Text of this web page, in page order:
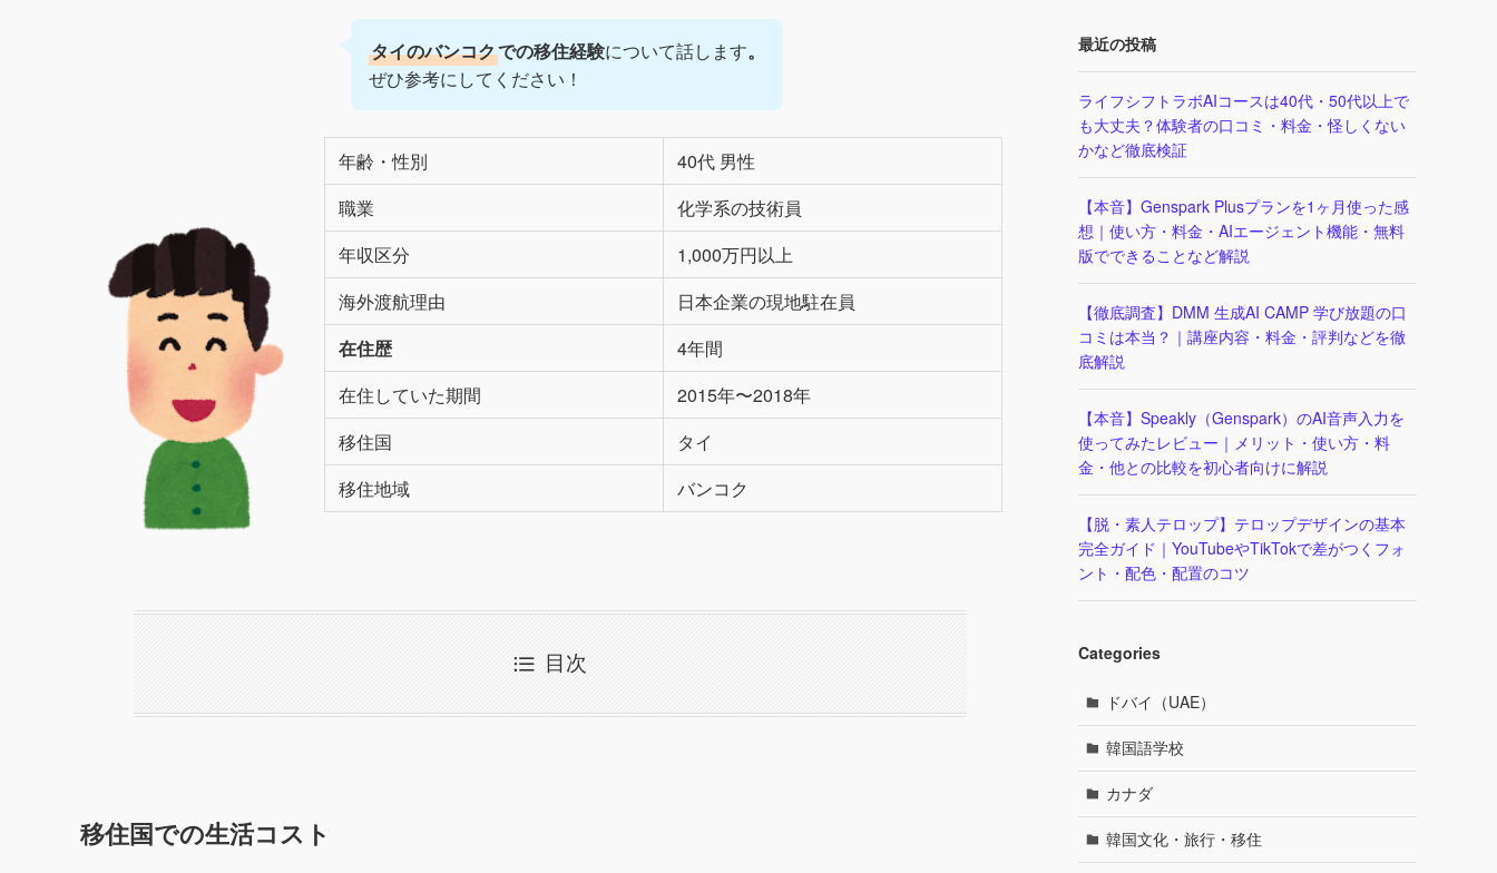
タイのバンコクでの移住経験について話します。
ぜひ参考にしてください！
年齢・性別
40代 男性
職業
化学系の技術員
年収区分
1,000万円以上
海外渡航理由
日本企業の現地駐在員
在住歴
4年間
在住していた期間
2015年〜2018年
移住国
タイ
移住地域
バンコク
目次
移住国での生活コスト
最近の投稿
ライフシフトラボAIコースは40代・50代以上で
も大丈夫？体験者の口コミ・料金・怪しくない
かなど徹底検証
【本音】Genspark Plusプランを1ヶ月使った感
想｜使い方・料金・AIエージェント機能・無料
版でできることなど解説
【徹底調査】DMM 生成AI CAMP 学び放題の口
コミは本当？｜講座内容・料金・評判などを徹
底解説
【本音】Speakly（Genspark）のAI音声入力を
使ってみたレビュー｜メリット・使い方・料
金・他との比較を初心者向けに解説
【脱・素人テロップ】テロップデザインの基本
完全ガイド｜YouTubeやTikTokで差がつくフォ
ント・配色・配置のコツ
Categories
ドバイ（UAE）
韓国語学校
カナダ
韓国文化・旅行・移住